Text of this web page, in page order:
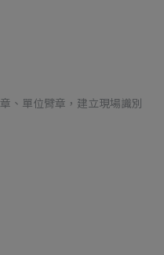
、單位臂章，建立現場識別